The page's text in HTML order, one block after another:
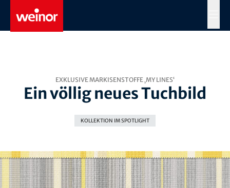
Skip to main content
Ein völlig neues Tuchbild
EXKLUSIVE MARKISENSTOFFE ‚MY LINES‘
KOLLEKTION IM SPOTLIGHT